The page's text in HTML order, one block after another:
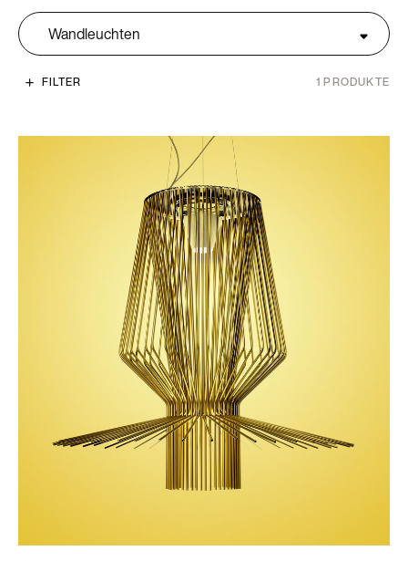
Wandleuchten
FILTER 1 PRODUKTE